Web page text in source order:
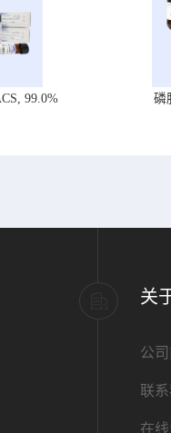
99.0% 磷
关
公
联
在